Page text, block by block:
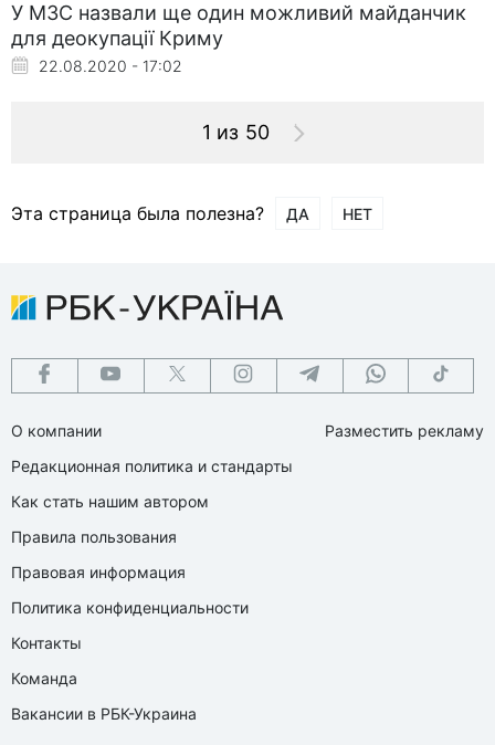
У МЗС назвали ще один можливий майданчик
для деокупації Криму
22.08.2020 - 17:02
1 из 50
Эта страница была полезна? ДА НЕТ
О компании
Редакционная политика и стандарты
Как стать нашим автором
Правила пользования
Правовая информация
Политика конфиденциальности
Контакты
Команда
Вакансии в РБК-Украина
Разместить рекламу